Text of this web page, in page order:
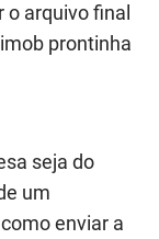
o arquivo final
prontinha
seja do
um
enviar a